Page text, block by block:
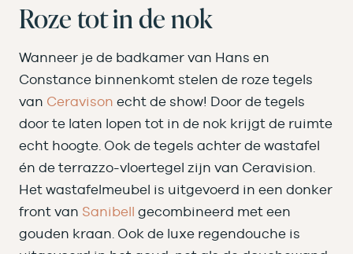
Roze tot in de nok
Wanneer je de badkamer van Hans en
Constance binnenkomt stelen de roze tegels
van Ceravison echt de show! Door de tegels
door te laten lopen tot in de nok krijgt de ruimte
echt hoogte. Ook de tegels achter de wastafel
én de terrazzo-vloertegel zijn van Ceravision.
Het wastafelmeubel is uitgevoerd in een donker
front van Sanibell gecombineerd met een
gouden kraan. Ook de luxe regendouche is